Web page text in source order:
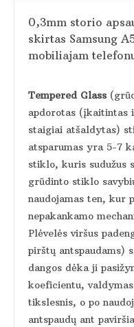
0,3mm storio
skirtas Samsung
mobiliajam
Tempered Glass
apdorotas (įkaitintas
staigiai atšaldytas)
atsparumas yra 5-7
stiklo, kuris sudužus
grūdinto stiklo
naudojamas ten, kur
nepakankamo
Plėvelės viršus
pirštų antspaudams)
dangos dėka ji
koeficientu,
tikslesnis, o po
antspaudų ant